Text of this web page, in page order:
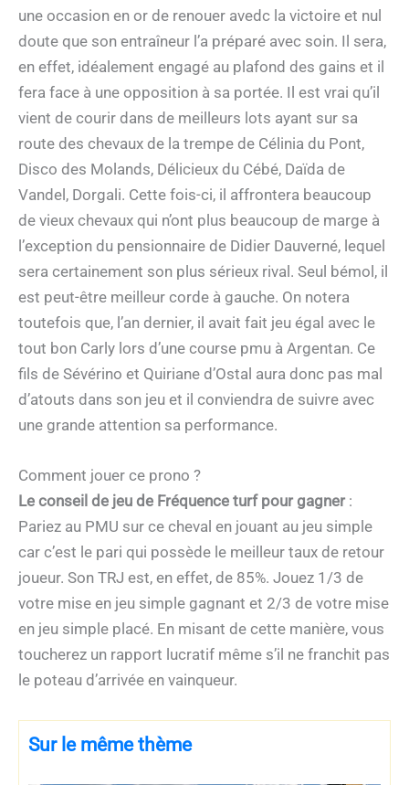
une occasion en or de renouer avedc la victoire et nul
doute que son entraîneur l’a préparé avec soin. Il sera,
en effet, idéalement engagé au plafond des gains et il
fera face à une opposition à sa portée. Il est vrai qu’il
vient de courir dans de meilleurs lots ayant sur sa
route des chevaux de la trempe de Célinia du Pont,
Disco des Molands, Délicieux du Cébé, Daïda de
Vandel, Dorgali. Cette fois-ci, il affrontera beaucoup
de vieux chevaux qui n’ont plus beaucoup de marge à
l’exception du pensionnaire de Didier Dauverné, lequel
sera certainement son plus sérieux rival. Seul bémol, il
est peut-être meilleur corde à gauche. On notera
toutefois que, l’an dernier, il avait fait jeu égal avec le
tout bon Carly lors d’une course pmu à Argentan. Ce
fils de Sévérino et Quiriane d’Ostal aura donc pas mal
d’atouts dans son jeu et il conviendra de suivre avec
une grande attention sa performance.
Comment jouer ce prono ?
Le conseil de jeu de Fréquence turf pour gagner:
Pariez au PMU sur ce cheval en jouant au jeu simple
car c’est le pari qui possède le meilleur taux de retour
joueur. Son TRJ est, en effet, de 85%. Jouez 1/3 de
votre mise en jeu simple gagnant et 2/3 de votre mise
en jeu simple placé. En misant de cette manière, vous
toucherez un rapport lucratif même s’il ne franchit pas
le poteau d’arrivée en vainqueur.
Sur le même thème